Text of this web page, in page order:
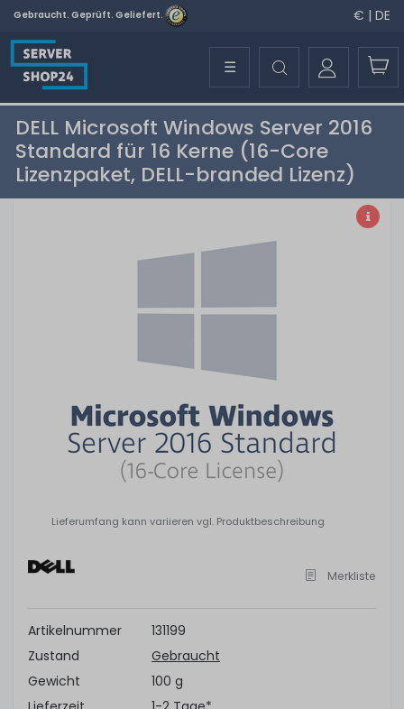
Gebraucht. Geprüft. Geliefert. € | DE
☰
DELL Microsoft Windows Server 2016
Standard für 16 Kerne (16-Core
Lizenzpaket, DELL-branded Lizenz)
Lieferumfang kann variieren vgl. Produktbeschreibung
Merkliste
Artikelnummer
131199
Zustand
Gebraucht
Gewicht
100 g